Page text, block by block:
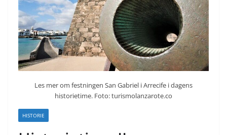
Les mer om festningen San Gabriel i Arrecife i dagens
historietime. Foto: turismolanzarote.co
HISTORIE